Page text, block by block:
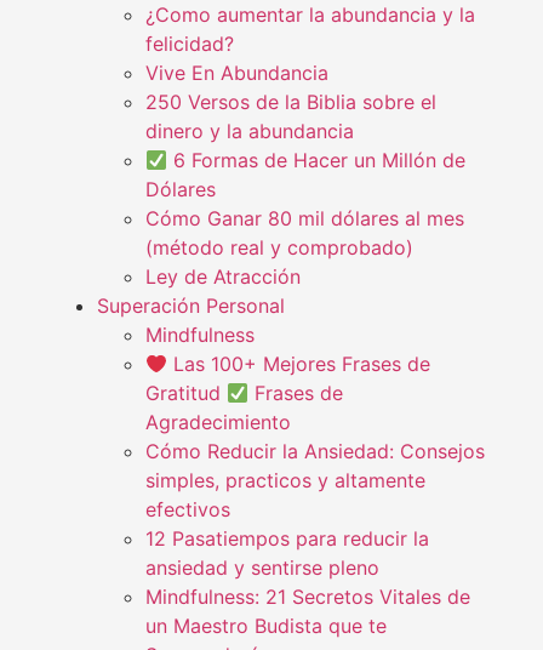
¿Como aumentar la abundancia y la
felicidad?
Vive En Abundancia
250 Versos de la Biblia sobre el
dinero y la abundancia
6 Formas de Hacer un Millón de
Dólares
Cómo Ganar 80 mil dólares al mes
(método real y comprobado)
Ley de Atracción
Superación Personal
Mindfulness
Las 100+ Mejores Frases de
Gratitud
Frases de
Agradecimiento
Cómo Reducir la Ansiedad: Consejos
simples, practicos y altamente
efectivos
12 Pasatiempos para reducir la
ansiedad y sentirse pleno
Mindfulness: 21 Secretos Vitales de
un Maestro Budista que te